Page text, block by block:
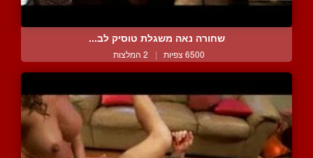
שחורה נאה משגלת טוסיק לב...
6500 צפיות | 2 המלצות